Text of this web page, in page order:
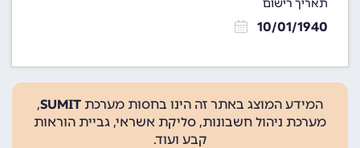
תאריך רישום
10/01/1940
המידע המוצג באתר זה הינו בחסות מערכת SUMIT
,
מערכת ניהול חשבונות, סליקת אשראי, גביית הוראות
קבע ועוד.